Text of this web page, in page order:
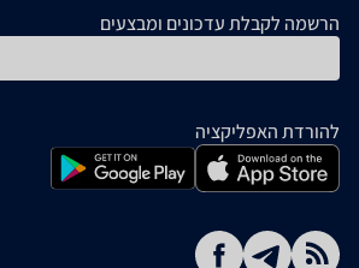
הרשמה לקבלת עדכונים ומבצעים
להורדת האפליקציה